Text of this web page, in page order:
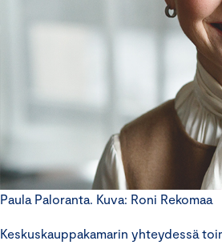
Paula Paloranta. Kuva: Roni Rekomaa
Keskuskauppakamarin yhteydessä